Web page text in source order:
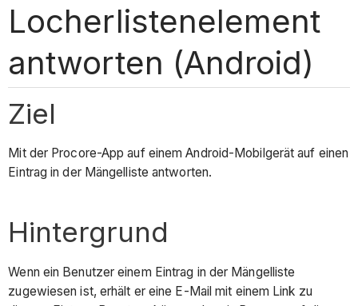
Locherlistenelement
antworten (Android)
Ziel
Mit der Procore-App auf einem Android-Mobilgerät auf einen
Eintrag in der Mängelliste antworten.
Hintergrund
Wenn ein Benutzer einem Eintrag in der Mängelliste
zugewiesen ist, erhält er eine E-Mail mit einem Link zu